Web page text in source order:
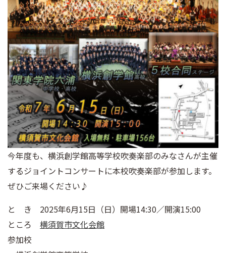
今年度も、横浜創学館高等学校吹奏楽部のみなさんが主催
するジョイントコンサートに本校吹奏楽部が参加します。
ぜひご来場ください♪
と き 2025年6月15日（日）開場14:30／開演15:00
ところ 横須賀市文化会館
参加校